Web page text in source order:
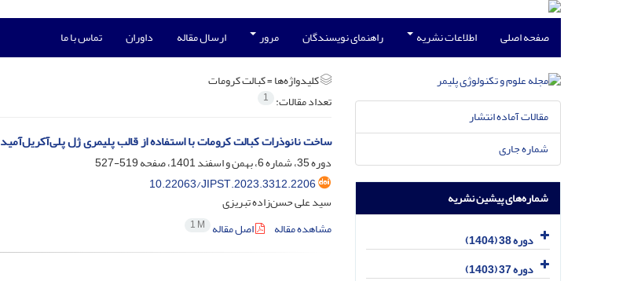
صفحه اصلی اطلاعات نشریه راهنمای نویسندگان مرور ارسال مقاله داوران تماس با ما
کلیدواژه‌ها =کبالت کرومات
تعداد مقالات: 1
ساخت نانوذرات کبالت کرومات با استفاده از قالب پلیمری ژل پلی‌آکریل‌آمید
دوره 35، شماره 6، بهمن و اسفند 1401، صفحه
519-527
10.22063/JIPST.2023.3312.2206
سید علی حسن‌زاده تبریزی
مشاهده مقاله
اصل مقاله 1 M
مقالات آماده انتشار
شماره جاری
شماره‌های پیشین نشریه
دوره 38 (1404)
دوره 37 (1403)